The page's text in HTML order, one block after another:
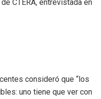
CTERA, entrevistada en
consideró que “los
uno tiene que ver con